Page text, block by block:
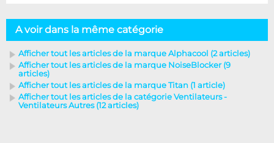
A voir dans la même catégorie
Afficher tout les articles de la marque Alphacool (2 articles)
Afficher tout les articles de la marque NoiseBlocker (9
articles)
Afficher tout les articles de la marque Titan (1 article)
Afficher tout les articles de la catégorie Ventilateurs -
Ventilateurs Autres (12 articles)